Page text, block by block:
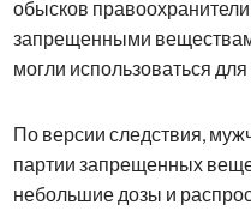
обысков
запрещенными
могли использоваться
По версии следствия,
партии запрещенных
небольшие дозы и